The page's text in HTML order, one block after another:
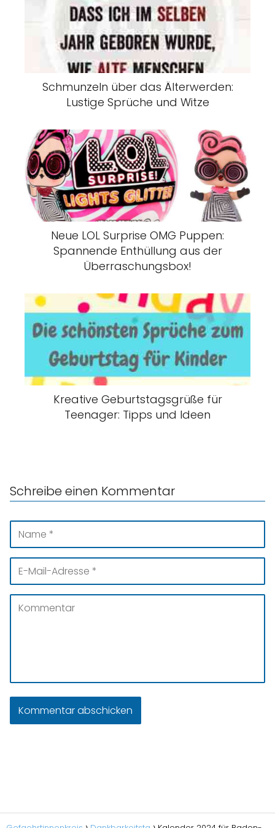
Schmunzeln über das Älterwerden:
Lustige Sprüche und Witze
Neue LOL Surprise OMG Puppen:
Spannende Enthüllung aus der
Überraschungsbox!
Kreative Geburtstagsgrüße für
Teenager: Tipps und Ideen
Schreibe einen Kommentar